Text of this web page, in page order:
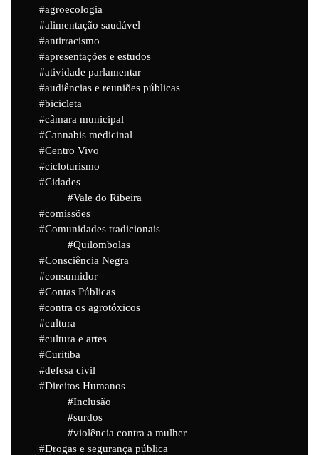
agroecologia
alimentação saudável
antirracismo
apresentações e estudos
atividade parlamentar
audiências e reuniões públicas
bicicleta
câmara municipal
Cannabis medicinal
Centro Vivo
cicloturismo
Cidades
Vale do Ribeira
comissões
Comunidades tradicionais
Quilombolas
Consciência Negra
consumidor
Contas Públicas
contra os agrotóxicos
cultura
cultura e artes
Curitiba
defesa civil
Direitos Humanos
Inclusão
surdos
violência contra a mulher
Drogas e segurança pública